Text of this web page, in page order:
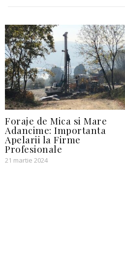
Foraje de Mica si Mare
Adancime: Importanta
Apelarii la Firme
Profesionale
21 martie 2024